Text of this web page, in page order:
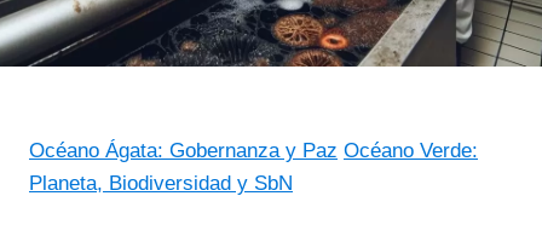
Océano Ágata: Gobernanza y Paz Océano Verde:
Planeta, Biodiversidad y SbN